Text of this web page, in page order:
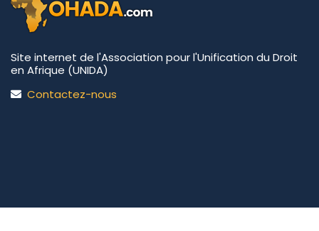
Site internet de l'Association pour l'Unification du Droit
en Afrique (UNIDA)
Contactez-nous